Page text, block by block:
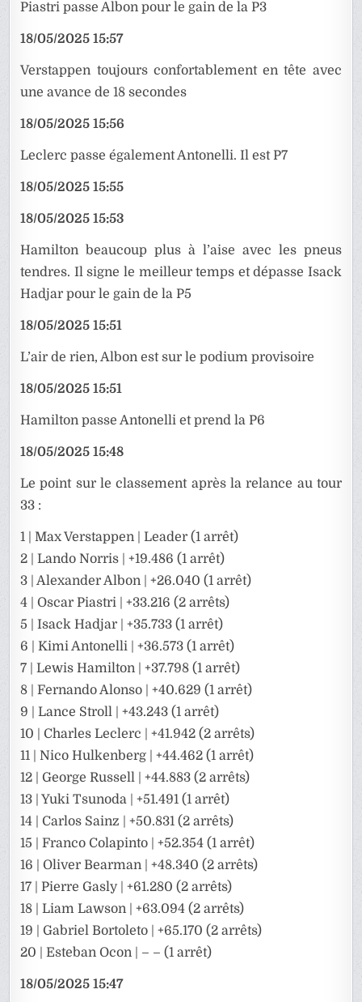
Piastri passe Albon pour le gain de la P3
18/05/2025 15:57
Verstappen toujours confortablement en tête avec
une avance de 18 secondes
18/05/2025 15:56
Leclerc passe également Antonelli. Il est P7
18/05/2025 15:55
18/05/2025 15:53
Hamilton beaucoup plus à l’aise avec les pneus
tendres. Il signe le meilleur temps et dépasse Isack
Hadjar pour le gain de la P5
18/05/2025 15:51
L’air de rien, Albon est sur le podium provisoire
18/05/2025 15:51
Hamilton passe Antonelli et prend la P6
18/05/2025 15:48
Le point sur le classement après la relance au tour
33 :
1 | Max Verstappen | Leader (1 arrêt)
2 | Lando Norris | +19.486 (1 arrêt)
3 | Alexander Albon | +26.040 (1 arrêt)
4 | Oscar Piastri | +33.216 (2 arrêts)
5 | Isack Hadjar | +35.733 (1 arrêt)
6 | Kimi Antonelli | +36.573 (1 arrêt)
7 | Lewis Hamilton | +37.798 (1 arrêt)
8 | Fernando Alonso | +40.629 (1 arrêt)
9 | Lance Stroll | +43.243 (1 arrêt)
10 | Charles Leclerc | +41.942 (2 arrêts)
11 | Nico Hulkenberg | +44.462 (1 arrêt)
12 | George Russell | +44.883 (2 arrêts)
13 | Yuki Tsunoda | +51.491 (1 arrêt)
14 | Carlos Sainz | +50.831 (2 arrêts)
15 | Franco Colapinto | +52.354 (1 arrêt)
16 | Oliver Bearman | +48.340 (2 arrêts)
17 | Pierre Gasly | +61.280 (2 arrêts)
18 | Liam Lawson | +63.094 (2 arrêts)
19 | Gabriel Bortoleto | +65.170 (2 arrêts)
20 | Esteban Ocon | – – (1 arrêt)
18/05/2025 15:47